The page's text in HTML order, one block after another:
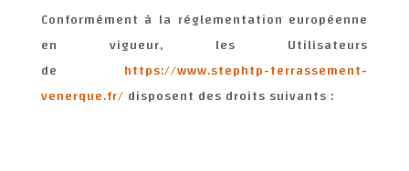
Conformément à la réglementation européenne
en vigueur, les Utilisateurs
de
https://www.stephtp-terrassement-
venerque.fr/ disposent des droits suivants :